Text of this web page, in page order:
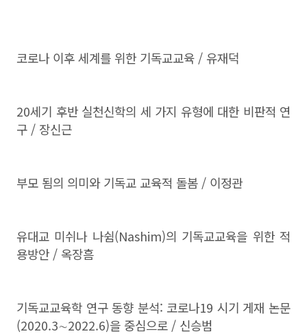
코로나 이후 세계를 위한 기독교교육 / 유재덕
20세기 후반 실천신학의 세 가지 유형에 대한 비판적 연
구 / 장신근
부모 됨의 의미와 기독교 교육적 돌봄 / 이정관
유대교 미쉬나 나쉼(Nashim)의 기독교교육을 위한 적
용방안 / 옥장흠
기독교교육학 연구 동향 분석: 코로나19 시기 게재 논문
(2020.3∼2022.6)을 중심으로 / 신승범